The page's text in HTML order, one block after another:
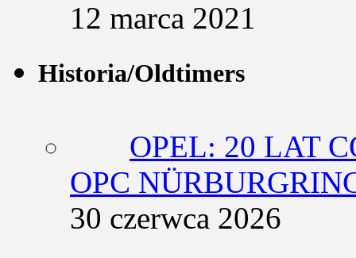
12 marca 2021
Historia/Oldtimers
OPEL: 20 LAT
OPC
30 czerwca 2026